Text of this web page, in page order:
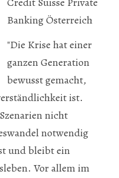
Banking Österreich
"Die Krise hat einer
ganzen Generation
bewusst gemacht,
ist.
nicht
notwendig
und bleibt ein
Vor allem im